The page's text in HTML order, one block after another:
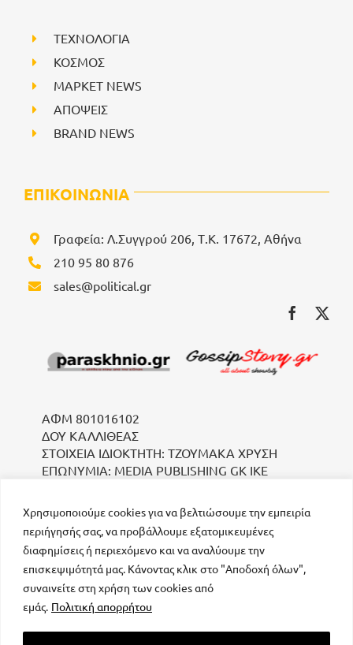
Χρησιμοποιούμε cookies για να βελτιώσουμε την εμπειρία
περιήγησής σας, να προβάλλουμε εξατομικευμένες
διαφημίσεις ή περιεχόμενο και να αναλύουμε την
επισκεψιμότητά μας. Κάνοντας κλικ στο "Αποδοχή όλων",
συναινείτε στη χρήση των cookies από
εμάς. Πολιτική απορρήτου
ΤΕΧΝΟΛΟΓΙΑ
ΚΟΣΜΟΣ
ΜΑΡΚΕΤ NEWS
ΑΠΟΨΕΙΣ
BRAND NEWS
ΕΠΙΚΟΙΝΩΝΙΑ
Γραφεία: Λ.Συγγρού 206, Τ.Κ. 17672, Αθήνα
210 95 80 876
sales@political.gr
ΑΦΜ 801016102
ΔΟΥ ΚΑΛΛΙΘΕΑΣ
ΣΤΟΙΧΕΙΑ ΙΔΙΟΚΤΗΤΗ: ΤΖΟΥΜΑΚΑ ΧΡΥΣΗ
ΕΠΩΝΥΜΙΑ: MEDIA PUBLISHING GK IKE
μοναδικός αριθμός Μ.Η.Τ. 232223